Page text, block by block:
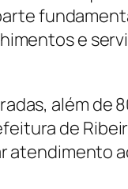
e
além
de
atendimento